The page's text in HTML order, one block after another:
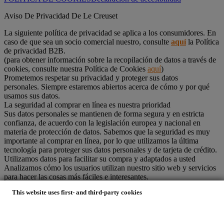
This website uses first- and third-party cookies
Aviso De Privacidad De Le Creuset
La siguiente política de privacidad se aplica a los consumidores. En
caso de que sea un socio comercial nuestro, consulte aquíla Política
de privacidad B2B.
(para obtener información sobre la recopilación de datos a través de
cookies, consulte nuestra Política de Cookies aquí)
Prometemos respetar su privacidad y proteger sus datos
personales. Siempre estaremos abiertos acerca de cómo y por qué
usamos sus datos.
La seguridad al comprar en línea es nuestra prioridad
Sus datos personales se mantienen de forma segura y en estricta
confianza, de acuerdo con la legislación europea y nacional en
materia de protección de datos. Sabemos que la seguridad es muy
importante al comprar en línea, por lo que utilizamos la última
tecnología para proteger sus datos personales y de tarjeta de crédito.
Utilizamos datos para facilitar su compra y adaptados a usted
Analizamos cómo los usuarios utilizan nuestro sitio web y servicios
para hacer las cosas más fáciles e interesantes.
mejor experiencia e informarle sobre noticias y ofertas